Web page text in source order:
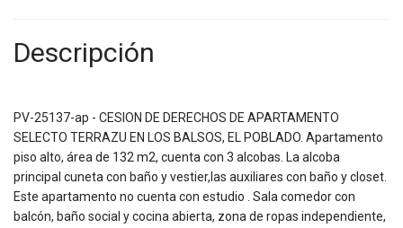
Descripción
PV-25137-ap - CESION DE DERECHOS DE APARTAMENTO
SELECTO TERRAZU EN LOS BALSOS, EL POBLADO. Apartamento
piso alto, área de 132 m2, cuenta con 3 alcobas. La alcoba
principal cuneta con baño y vestier,las auxiliares con baño y closet.
Este apartamento no cuenta con estudio . Sala comedor con
balcón, baño social y cocina abierta, zona de ropas independiente,